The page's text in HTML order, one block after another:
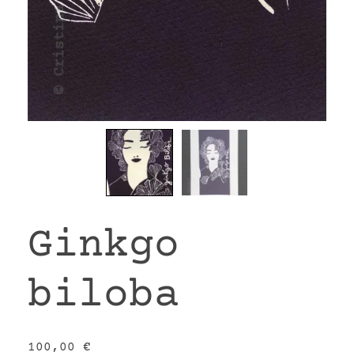
Ginkgo
biloba
100,00 €